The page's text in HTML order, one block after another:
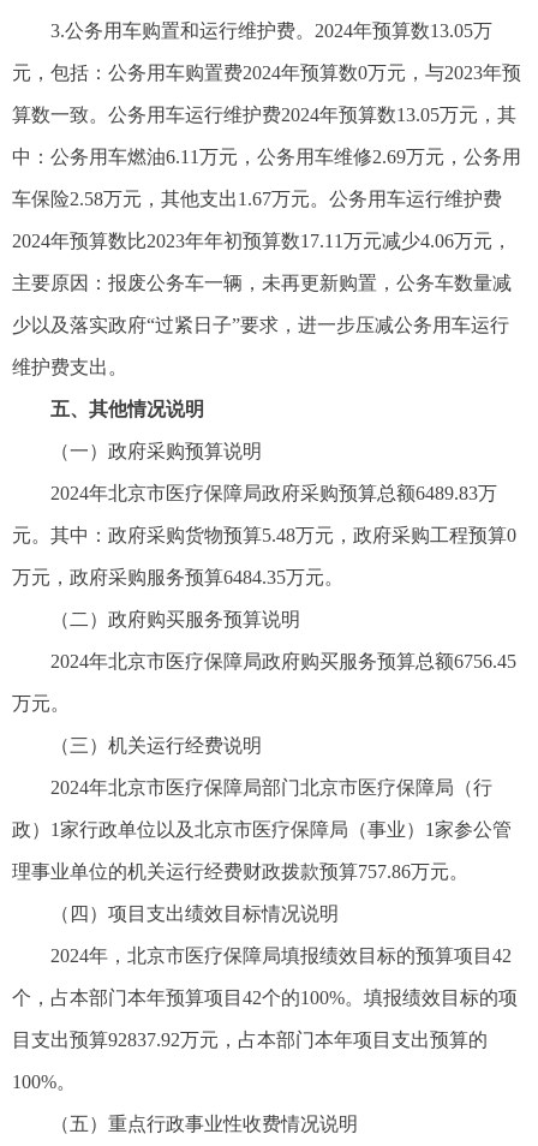
3.公务用车购置和运行维护费。2024年预算数13.05万
元，包括：公务用车购置费2024年预算数0万元，与2023年预
算数一致。公务用车运行维护费2024年预算数13.05万元，其
中：公务用车燃油6.11万元，公务用车维修2.69万元，公务用
车保险2.58万元，其他支出1.67万元。公务用车运行维护费
2024年预算数比2023年年初预算数17.11万元减少4.06万元，
主要原因：报废公务车一辆，未再更新购置，公务车数量减
少以及落实政府“过紧日子”要求，进一步压减公务用车运行
维护费支出。
五、其他情况说明
（一）政府采购预算说明
2024年北京市医疗保障局政府采购预算总额6489.83万
元。其中：政府采购货物预算5.48万元，政府采购工程预算0
万元，政府采购服务预算6484.35万元。
（二）政府购买服务预算说明
2024年北京市医疗保障局政府购买服务预算总额6756.45
万元。
（三）机关运行经费说明
2024年北京市医疗保障局部门北京市医疗保障局（行
政）1家行政单位以及北京市医疗保障局（事业）1家参公管
理事业单位的机关运行经费财政拨款预算757.86万元。
（四）项目支出绩效目标情况说明
2024年，北京市医疗保障局填报绩效目标的预算项目42
个，占本部门本年预算项目42个的100%。填报绩效目标的项
目支出预算92837.92万元，占本部门本年项目支出预算的
100%。
（五）重点行政事业性收费情况说明